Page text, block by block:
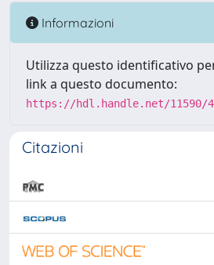
Informazioni
Utilizza questo identificativo
link a questo documento:
https://hdl.handle.net/11590/
Citazioni